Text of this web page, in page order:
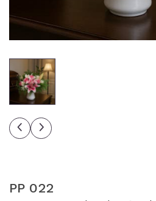
PP 022